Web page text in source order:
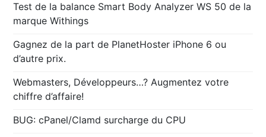
Test de la balance Smart Body Analyzer WS 50 de la
marque Withings
Gagnez de la part de PlanetHoster iPhone 6 ou
d’autre prix.
Webmasters, Développeurs…? Augmentez votre
chiffre d’affaire!
BUG: cPanel/Clamd surcharge du CPU